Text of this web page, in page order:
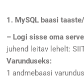
1. MySQL baasi
– Logi sisse oma
juhend leitav lehelt:
Varunduseks:
1 andmebaasi